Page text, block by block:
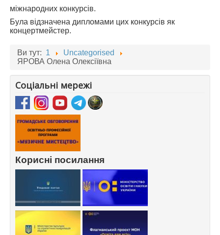
міжнародних конкурсів.
Була відзначена дипломами цих конкурсів як
концертмейстер.
Ви тут: 1
Uncategorised
ЯРОВА Олена Олексіївна
Соціальні мережі
Корисні посилання